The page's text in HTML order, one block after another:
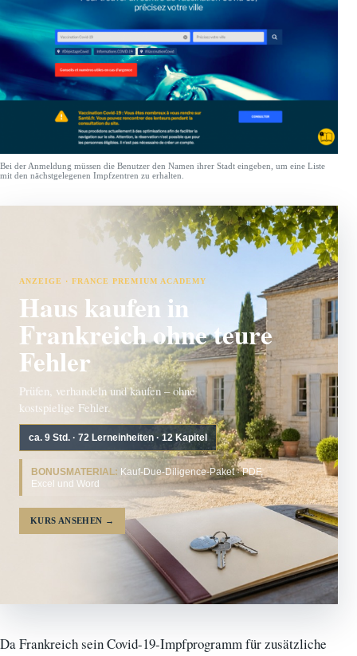
Bei der Anmeldung müssen die Benutzer den Namen ihrer Stadt eingeben, um eine Liste
mit den nächstgelegenen Impfzentren zu erhalten.
ANZEIGE · FRANCE PREMIUM ACADEMY
Haus kaufen in
Frankreich ohne teure
Fehler
Prüfen, verhandeln und kaufen – ohne
kostspielige Fehler.
ca. 9 Std. · 72 Lerneinheiten · 12 Kapitel
BONUSMATERIAL: Kauf-Due-Diligence-Paket · PDF,
Excel und Word
KURS ANSEHEN →
Da Frankreich sein Covid-19-Impfprogramm für zusätzliche